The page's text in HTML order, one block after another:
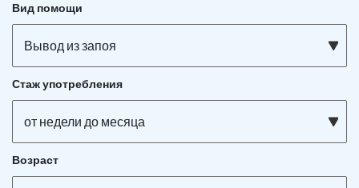
Вид помощи
Вывод из запоя
Стаж употребления
от недели до месяца
Возраст